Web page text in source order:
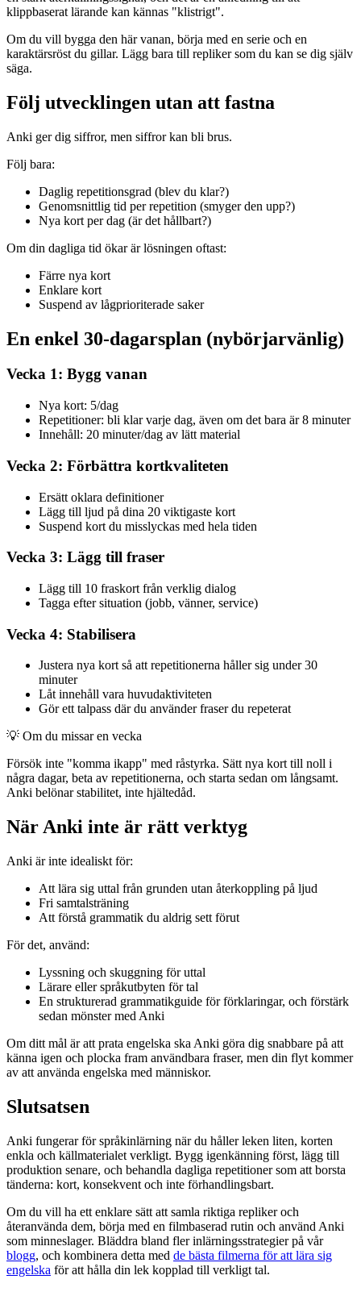
klippbaserat lärande kan kännas "klistrigt".
Om du vill bygga den här vanan, börja med en serie och en
karaktärsröst du gillar. Lägg bara till repliker som du kan se dig själv
säga.
Följ utvecklingen utan att fastna
Anki ger dig siffror, men siffror kan bli brus.
Följ bara:
Daglig repetitionsgrad (blev du klar?)
Genomsnittlig tid per repetition (smyger den upp?)
Nya kort per dag (är det hållbart?)
Om din dagliga tid ökar är lösningen oftast:
Färre nya kort
Enklare kort
Suspend av lågprioriterade saker
En enkel 30-dagarsplan (nybörjarvänlig)
Vecka 1: Bygg vanan
Nya kort: 5/dag
Repetitioner: bli klar varje dag, även om det bara är 8 minuter
Innehåll: 20 minuter/dag av lätt material
Vecka 2: Förbättra kortkvaliteten
Ersätt oklara definitioner
Lägg till ljud på dina 20 viktigaste kort
Suspend kort du misslyckas med hela tiden
Vecka 3: Lägg till fraser
Lägg till 10 fraskort från verklig dialog
Tagga efter situation (jobb, vänner, service)
Vecka 4: Stabilisera
Justera nya kort så att repetitionerna håller sig under 30
minuter
Låt innehåll vara huvudaktiviteten
Gör ett talpass där du använder fraser du repeterat
💡 Om du missar en vecka
Försök inte "komma ikapp" med råstyrka. Sätt nya kort till noll i
några dagar, beta av repetitionerna, och starta sedan om långsamt.
Anki belönar stabilitet, inte hjältedåd.
När Anki inte är rätt verktyg
Anki är inte idealiskt för:
Att lära sig uttal från grunden utan återkoppling på ljud
Fri samtalsträning
Att förstå grammatik du aldrig sett förut
För det, använd:
Lyssning och skuggning för uttal
Lärare eller språkutbyten för tal
En strukturerad grammatikguide för förklaringar, och förstärk
sedan mönster med Anki
Om ditt mål är att prata engelska ska Anki göra dig snabbare på att
känna igen och plocka fram användbara fraser, men din flyt kommer
av att använda engelska med människor.
Slutsatsen
Anki fungerar för språkinlärning när du håller leken liten, korten
enkla och källmaterialet verkligt. Bygg igenkänning först, lägg till
produktion senare, och behandla dagliga repetitioner som att borsta
tänderna: kort, konsekvent och inte förhandlingsbart.
Om du vill ha ett enklare sätt att samla riktiga repliker och
återanvända dem, börja med en filmbaserad rutin och använd Anki
som minneslager. Bläddra bland fler inlärningsstrategier på vår
blogg, och kombinera detta med de bästa filmerna för att lära sig
engelska för att hålla din lek kopplad till verkligt tal.